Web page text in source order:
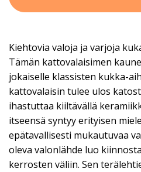
Kiehtovia valoja ja varjoja
Tämän kattovalaisimen
jokaiselle klassisten kukka-
kattovalaisin tulee ulos
ihastuttaa kiiltävällä
itseensä syntyy erityisen
epätavallisesti mukautuvaa
oleva valonlähde luo
kerrosten väliin. Sen